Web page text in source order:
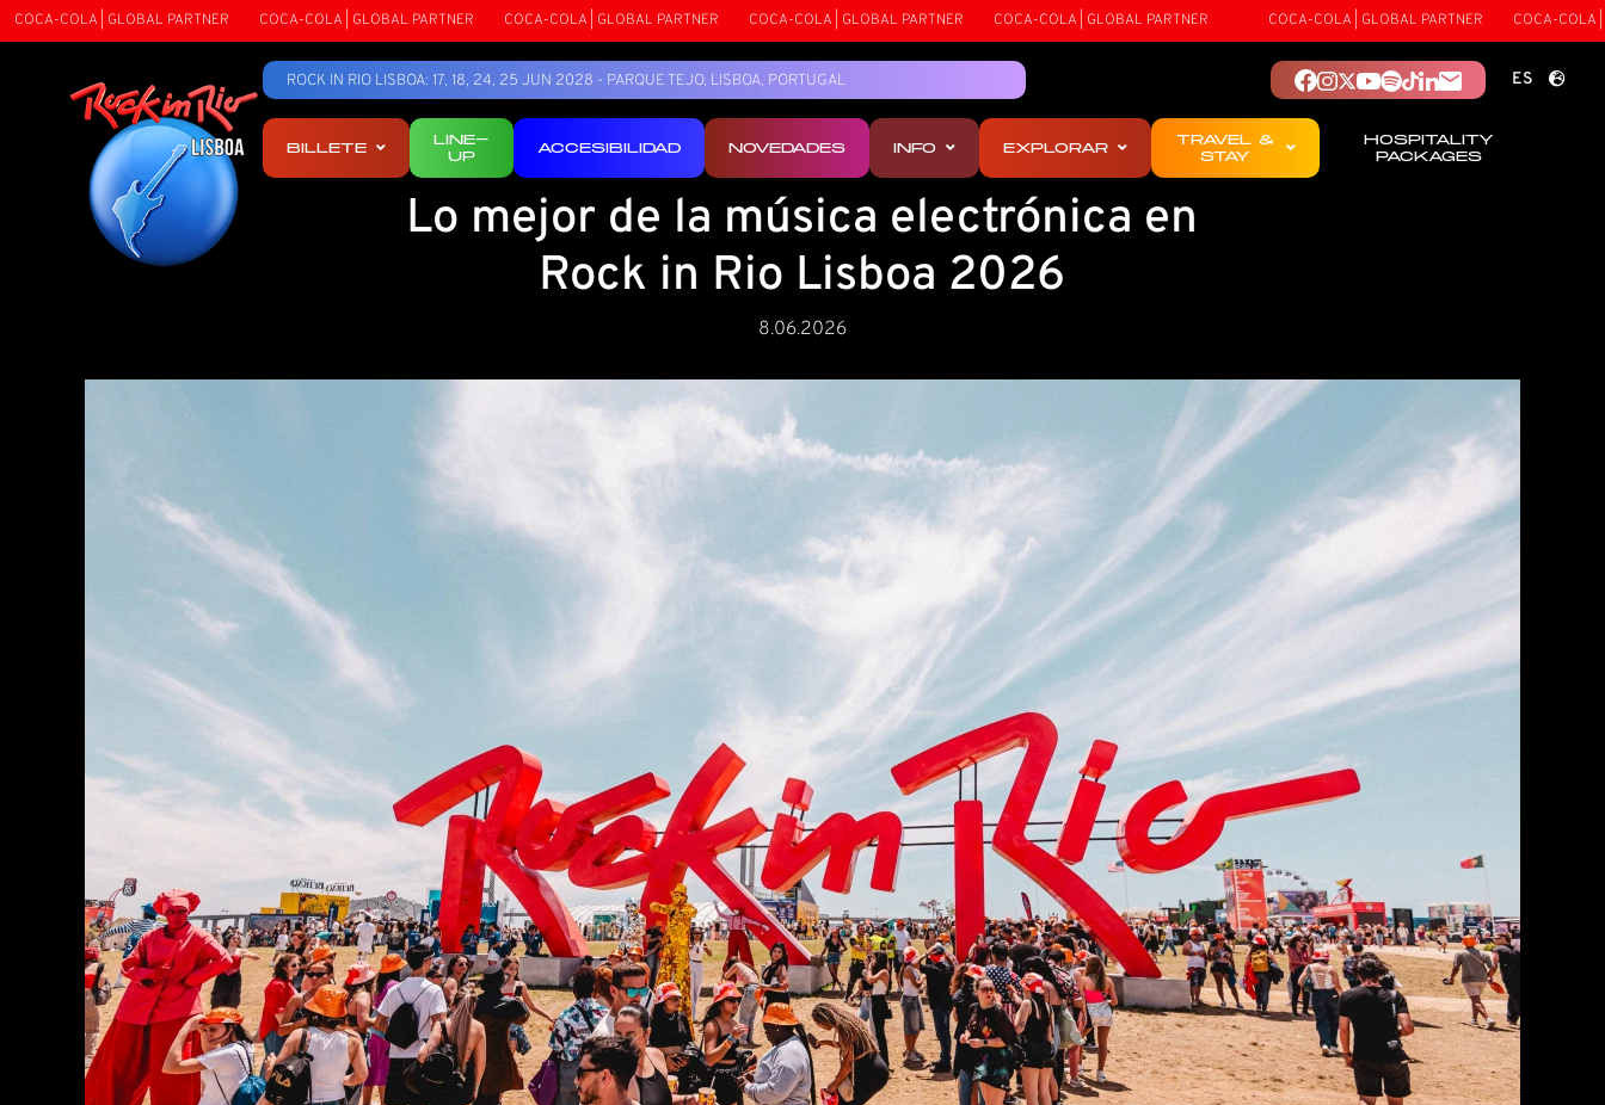
| GLOBAL PARTNER COCA-COLA | GLOBAL PARTNER COCA-COLA | GLOBAL PARTNER COCA-COLA | GLOBAL PARTNER COCA-COLA | GLOBAL PARTNER COCA-COLA | GLOBAL PARTNER COCA-COLA | GLOBAL
ROCK IN RIO LISBOA: 17, 18, 24, 25 JUN 2028 - PARQUE TEJO, LISBOA, PORTUGAL
ES
BILLETE
LINE-
UP
ACCESIBILIDAD NOVEDADES INFO EXPLORAR
TRAVEL &
STAY
HOSPITALITY
PACKAGES
Lo mejor de la música electrónica en
Rock in Rio Lisboa 2026
8.06.2026